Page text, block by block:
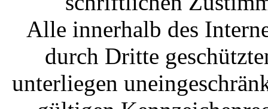
Alle innerhalb des
durch Dritte
unterliegen